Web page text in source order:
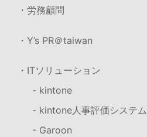
・労務顧問
・Y’s PR＠taiwan
・ITソリューション
- kintone
- kintone人事評価システム
- Garoon